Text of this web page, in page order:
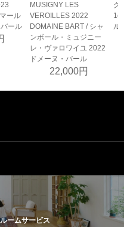
ール
ール
MUSIGNY LES
VEROILLES 2022
DOMAINE BART / シャ
ンボール・ミュジニー
レ・ヴァロワイユ 2022
ドメーヌ・バール
22,000円
ク
ル
ームサービス